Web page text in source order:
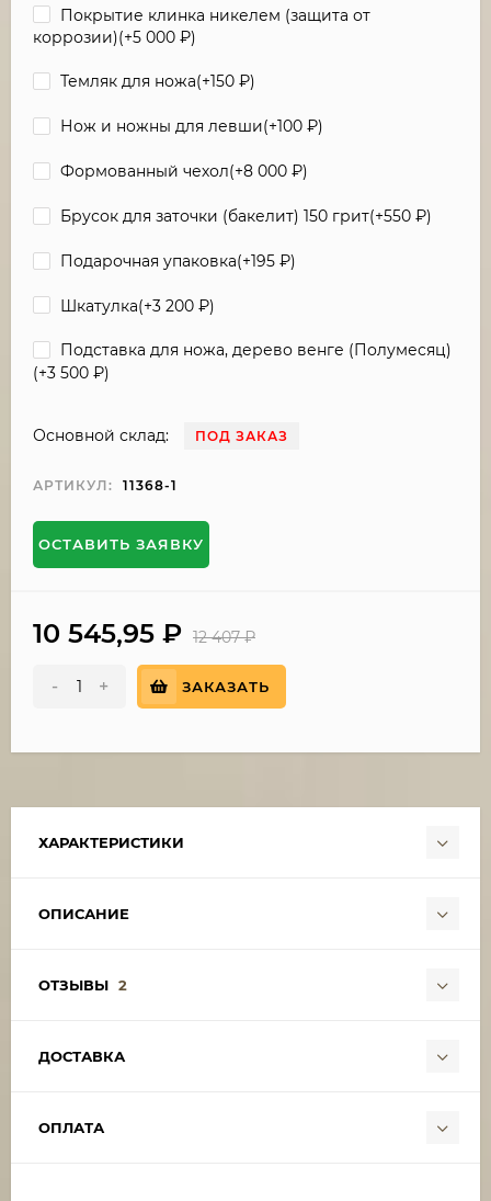
Покрытие клинка никелем (защита от
коррозии)(+5 000 ₽)
Темляк для ножа(+150 ₽)
Нож и ножны для левши(+100 ₽)
Формованный чехол(+8 000 ₽)
Брусок для заточки (бакелит) 150 грит(+550 ₽)
Подарочная упаковка(+195 ₽)
Шкатулка(+3 200 ₽)
Подставка для ножа, дерево венге (Полумесяц)
(+3 500 ₽)
Основной склад: ПОД ЗАКАЗ
АРТИКУЛ: 11368-1
ОСТАВИТЬ ЗАЯВКУ
10 545,95 ₽ 12 407₽
- + ЗАКАЗАТЬ
ХАРАКТЕРИСТИКИ
ОПИСАНИЕ
ОТЗЫВЫ 2
ДОСТАВКА
ОПЛАТА